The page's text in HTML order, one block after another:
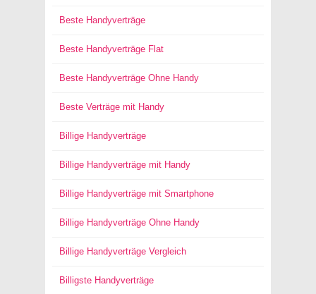
Beste Handyverträge
Beste Handyverträge Flat
Beste Handyverträge Ohne Handy
Beste Verträge mit Handy
Billige Handyverträge
Billige Handyverträge mit Handy
Billige Handyverträge mit Smartphone
Billige Handyverträge Ohne Handy
Billige Handyverträge Vergleich
Billigste Handyverträge